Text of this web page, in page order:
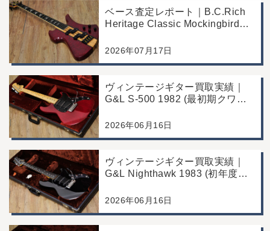
ベース査定レポート｜B.C.Rich
Heritage Classic Mockingbird
にて買取
2026年07月17日
ヴィンテージギター買取実績｜
G&L S-500 1982 (最初期クワガ
買取/コンディション良好の査定
2026年06月16日
ヴィンテージギター買取実績｜
G&L Nighthawk 1983 (初年度マ
区/店頭買取/コンディション良好
2026年06月16日